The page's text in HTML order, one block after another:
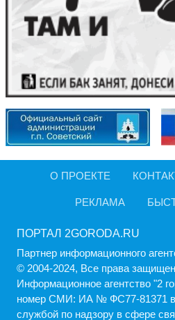
О ПРОЕКТЕ
РЕКЛАМА
ПОРТАЛ 2GORODA.RU
Партнер информационного
© 2004-2024, Все права
Информационное агентство "2
номер СМИ: ИА № ФС77-81371
службой по надзору в сфере